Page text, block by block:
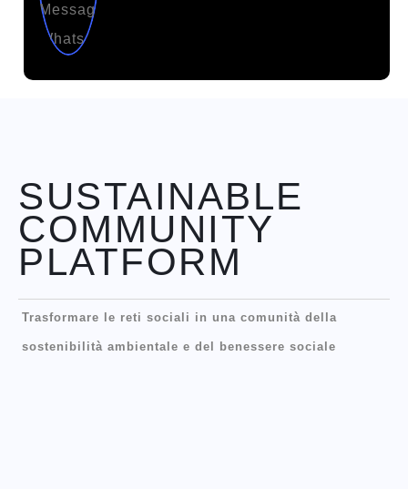
SUSTAINABLE
COMMUNITY
PLATFORM
Trasformare le reti sociali in una comunità della
sostenibilità ambientale e del benessere sociale